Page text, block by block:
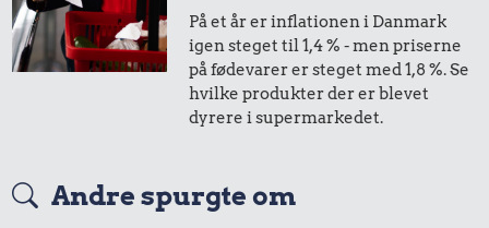
40 kr.
Togbillet,
Aarhus-
København
4,04 kr.
Bakke jordbær
På et år er inflationen i Danmark
igen steget til 1,4 % - men priserne
på fødevarer er steget med 1,8 %. Se
hvilke produkter der er blevet
dyrere i supermarkedet.
Andre spurgte om